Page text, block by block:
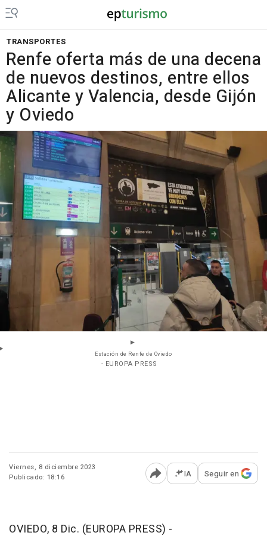
TRANSPORTES
Renfe oferta más de una decena
de nuevos destinos, entre ellos
Alicante y Valencia, desde Gijón
y Oviedo
Estación de Renfe de Oviedo
- EUROPA PRESS
Viernes, 8 diciembre 2023
Publicado: 18:16
Abrir opciones para
IA Seguir en
OVIEDO, 8 Dic. (EUROPA PRESS) -